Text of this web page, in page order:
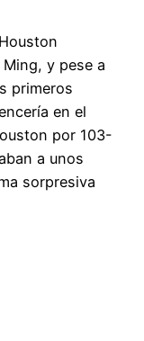
y pese a
primeros
en el
por 103-
a unos
sorpresiva